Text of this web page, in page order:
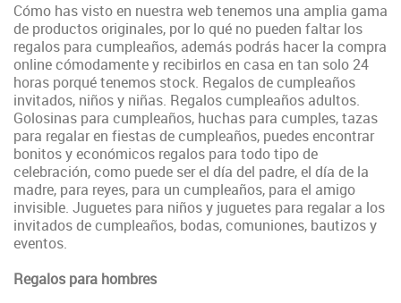
Cómo has visto en nuestra web tenemos una amplia gama
de productos originales, por lo qué no pueden faltar los
regalos para cumpleaños, además podrás hacer la compra
online cómodamente y recibirlos en casa en tan solo 24
horas porqué tenemos stock. Regalos de cumpleaños
invitados, niños y niñas. Regalos cumpleaños adultos.
Golosinas para cumpleaños, huchas para cumples, tazas
para regalar en fiestas de cumpleaños, puedesencontrar
bonitos y económicos regalos para todo tipo de
celebración, como puede ser el día del padre, el día de la
madre, para reyes, para un cumpleaños, para el amigo
invisible. Juguetes para niños y juguetes para regalar a los
invitados de cumpleaños, bodas, comuniones, bautizos y
eventos.
Regalos para hombres